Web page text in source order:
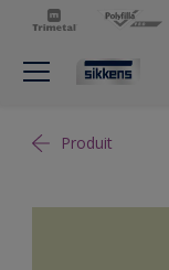
Produit